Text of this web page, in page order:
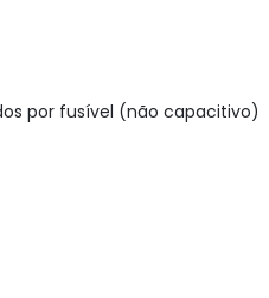
por fusível (não capacitivo)